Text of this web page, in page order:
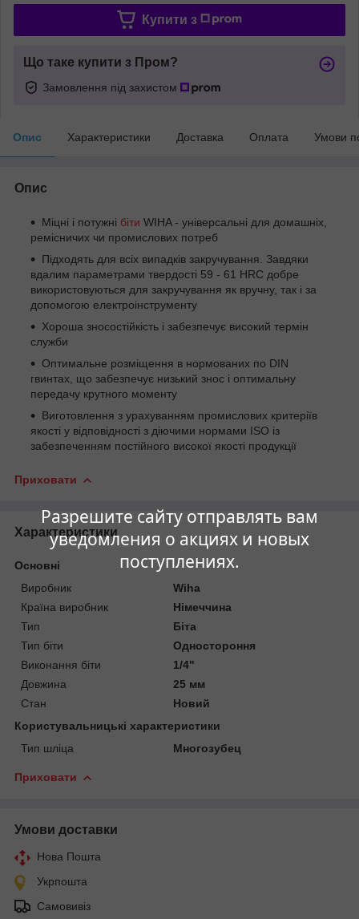
Разрешите сайту отправлять вам
уведомления о акциях и новых
поступлениях.
Купити з
Що таке купити з Пром?
Замовлення під захистом
Опис Характеристики Доставка Оплата Умови
Опис
Міцні і потужні біти WIHA - універсальні для домашніх,
ремісничих чи промислових потреб
Підходять для всіх випадків закручування. Завдяки
вдалим параметрами твердості 59 - 61 HRC добре
використовуються для закручування як вручну, так і за
допомогою електроінструменту
Хороша зносостійкість і забезпечує високий термін
служби
Оптимальне розміщення в нормованих по DIN
гвинтах, що забезпечує низький знос і оптимальну
передачу крутного моменту
Виготовлення з урахуванням промислових критеріїв
якості у відповідності з діючими нормами ISO із
забезпеченням постійного високої якості продукції
Приховати
Характеристики
Основні
Виробник
Wiha
Країна виробник
Німеччина
Тип
Біта
Тип біти
Одностороння
Виконання біти
1/4"
Довжина
25 мм
Стан
Новий
Користувальницькі характеристики
Тип шліца
Многозубец
Приховати
Умови доставки
Нова Пошта
Укрпошта
Самовивіз